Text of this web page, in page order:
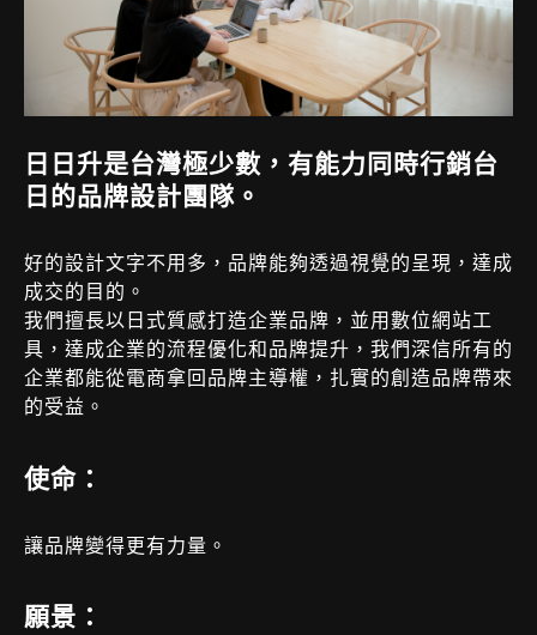
日日升是台灣極少數，有能力同時行銷台
日的品牌設計團隊。
好的設計文字不用多，品牌能夠透過視覺的呈現，達成
成交的目的。
我們擅長以日式質感打造企業品牌，並用數位網站工
具，達成企業的流程優化和品牌提升，我們深信所有的
企業都能從電商拿回品牌主導權，扎實的創造品牌帶來
的受益。
使命：
讓品牌變得更有力量。
願景：